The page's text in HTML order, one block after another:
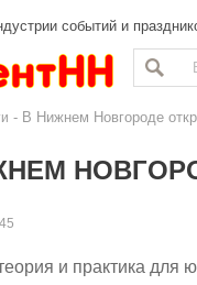
событий и
- В Нижнем Новгороде
и практика для